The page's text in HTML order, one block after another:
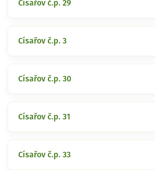
Císařov č.p. 29
Císařov č.p. 3
Císařov č.p. 30
Císařov č.p. 31
Císařov č.p. 33